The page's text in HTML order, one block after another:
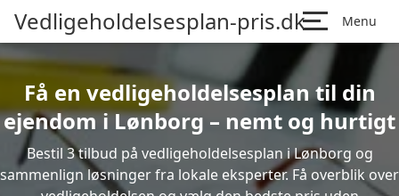
Vedligeholdelsesplan-pris.dk Menu
Få en vedligeholdelsesplan til din
ejendom i Lønborg – nemt og hurtigt
Bestil 3 tilbud på vedligeholdelsesplan i Lønborg og
sammenlign løsninger fra lokale eksperter. Få overblik over